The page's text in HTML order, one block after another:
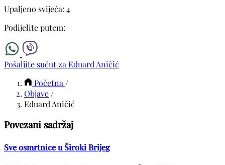
Upaljeno svijeća: 4
Podijelite putem:
Pošaljite sućut za Eduard Aničić
Početna /
Objave /
Eduard Aničić
Povezani sadržaj
Sve osmrtnice u Široki Brijeg